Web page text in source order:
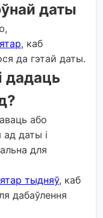
даты
, каб
да гэтай даты.
дадаць
або
даты і
для
тыдняў, каб
дабаўлення